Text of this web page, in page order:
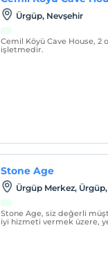
Ürgüp, Nevşehir
Cemil Köyü Cave House, 2
işletmedir.
Stone Age
Ürgüp Merkez,
Stone Age, siz değerli
iyi hizmeti vermek üzere,